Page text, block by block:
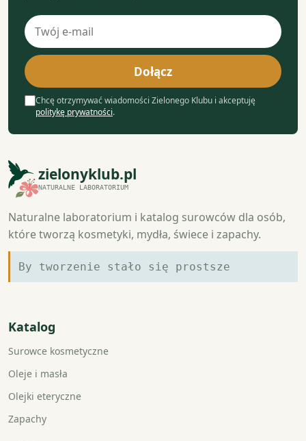
Adres
e-
mail
Dołącz
Chcę otrzymywać wiadomości Zielonego Klubu i akceptuję
politykę prywatności.
zielonyklub.pl
NATURALNE LABORATORIUM
Naturalne laboratorium i katalog surowców dla osób,
które tworzą kosmetyki, mydła, świece i zapachy.
By tworzenie stało się prostsze
Katalog
Surowce kosmetyczne
Oleje i masła
Olejki eteryczne
Zapachy